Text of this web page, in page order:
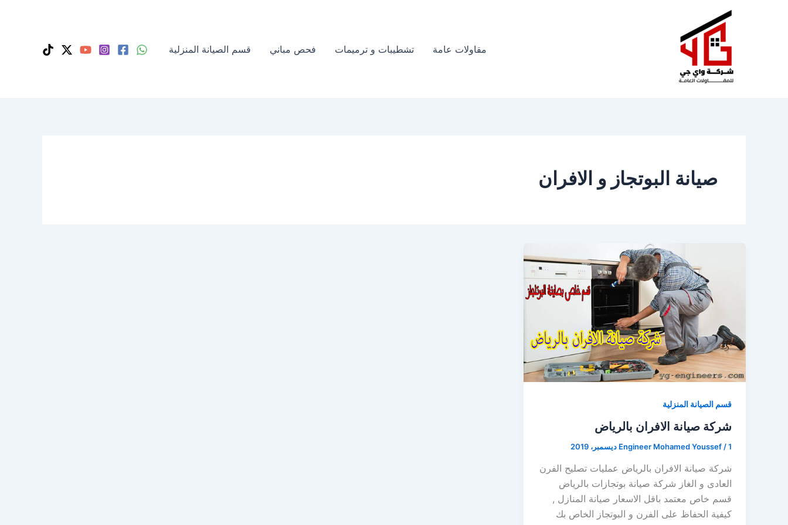
مقاولات عامة
تشطيبات و ترميمات فحص مباني قسم الصيانة المنزلية
صيانة البوتجاز و الافران
قسم الصيانة المنزلية
شركة صيانة الافران بالرياض
Engineer Mohamed Youssef /1 ديسمبر، 2019
شركة صيانة الافران بالرياض عمليات تصليح الفرن
العادى و الغاز شركة صيانة بوتجازات بالرياض
قسم خاص معتمد باقل الاسعار صيانة المنازل ,
كيفية الحفاظ على الفرن و البوتجاز الخاص بك